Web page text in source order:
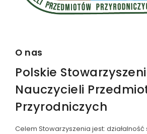
O nas
Polskie
Nauczycieli
Przyrodniczych
Celem Stowarzyszenia jest: działalność